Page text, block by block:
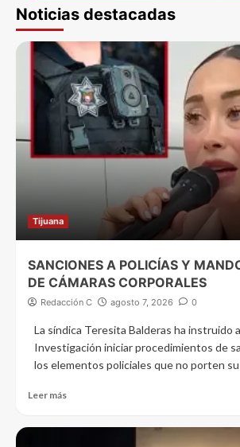
Noticias destacadas
Tijuana
SANCIONES A POLICÍAS Y
DE CÁMARAS CORPORALES
Redacción C agosto 7, 2026 0
La síndica Teresita Balderas ha instruido
Investigación iniciar procedimientos de
los elementos policiales que no porten
Leer más